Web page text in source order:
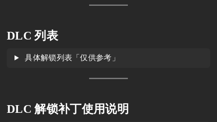
DLC 列表
具体解锁列表「仅供参考」
DLC 解锁补丁使用说明